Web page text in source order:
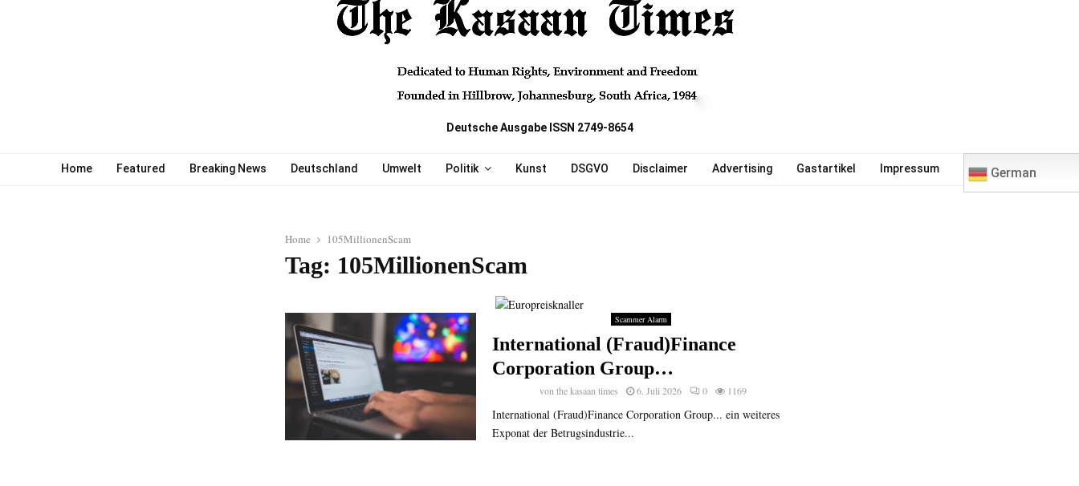
Deutsche Ausgabe ISSN 2749-8654
Home Featured Breaking News Deutschland Umwelt Politik Kunst DSGVO Disclaimer Advertising Gastartikel Impressum German
Home 105MillionenScam
Tag: 105MillionenScam
Scammer Alarm
International (Fraud)Finance
Corporation Group…
vonthe kasaan times 6. Juli 2026 0 1169
International (Fraud)Finance Corporation Group... ein weiteres
Exponat der Betrugsindustrie...